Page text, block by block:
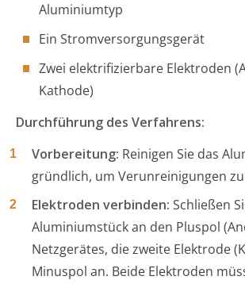
Aluminiumtyp
Ein Stromversorgungsgerät
Zwei elektrifizierbare Elektroden
Kathode)
Durchführung des Verfahrens:
Vorbereitung: Reinigen Sie das
gründlich, um Verunreinigungen
Elektroden verbinden: Schließen
Aluminiumstück an den Pluspol
Netzgerätes, die zweite Elektrode
Minuspol an. Beide Elektroden